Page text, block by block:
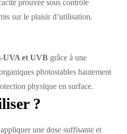
prouvée sous contrôle
sur le plaisir d’utilisation.
UVA et UVB grâce à une
photostables hautement
physique en surface.
?
une dose suffisante et